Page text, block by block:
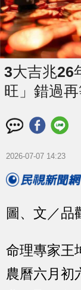
3大吉兆26
旺」錯過
2026-07-07 14:23
圖、文／品
命理專家王
農曆六月初